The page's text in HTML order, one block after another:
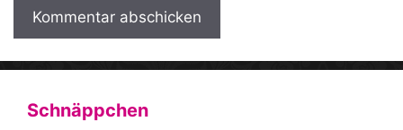
A
Schnäppchen